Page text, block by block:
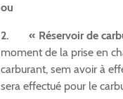
ou
2. « Réservoir de
moment de la prise en
carburant, sem avoir à
sera effectué pour le